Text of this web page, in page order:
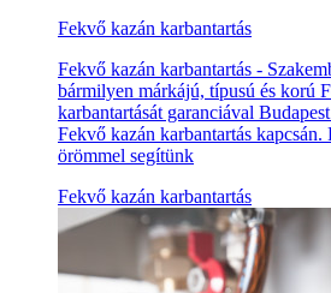
Fekvő kazán karbantartás
Fekvő kazán karbantartás -
bármilyen márkájú, típusú és korú
karbantartását garanciával
Fekvő kazán karbantartás
örömmel segítünk
Fekvő kazán karbantartás